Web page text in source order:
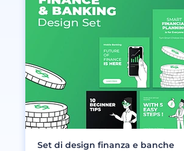
Set di design finanza e banche